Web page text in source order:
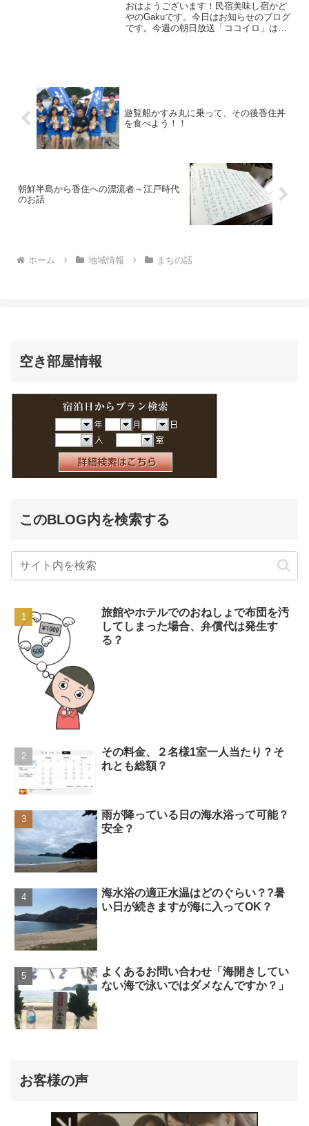
おはようございます！民宿美味し宿かど
やのGakuです。今日はお知らせのブログ
です。今週の朝日放送「ココイロ」は香
遊覧船かすみ丸に乗って、その後香住丼
を食べよう！！
朝鮮半島から香住への漂流者～江戸時代
のお話
ホーム 地域情報 まちの話
空き部屋情報
このBLOG内を検索する
旅館やホテルでのおねしょで布団を汚
してしまった場合、弁償代は発生す
る？
その料金、２名様1室一人当たり？そ
れとも総額？
雨が降っている日の海水浴って可能？
安全？
海水浴の適正水温はどのぐらい？?暑
い日が続きますが海に入ってOK？
よくあるお問い合わせ「海開きしてい
ない海で泳いではダメなんですか？」
お客様の声